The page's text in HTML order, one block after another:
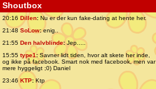
Shoutbox
20:16 Dillen: Nu er der kun fake-dating at hente her.
21:48 SoLow:enig..
21:55 Den halvblinde:Jep.....
15:55 type1:Savner lidt tiden, hvor alt skete her inde,
og ikke på facebook. Smart nok med facebook, men var
mere hyggeligt ;0) Daniel
23:46 KTP:Ktp